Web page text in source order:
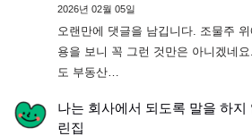
2026년 02월 05일
오랜만에 댓글을 남깁니다. 조물주
용을 보니 꼭 그런 것만은 아니겠네
도 부동산…
나는 회사에서 되도록 말을 하지
린집